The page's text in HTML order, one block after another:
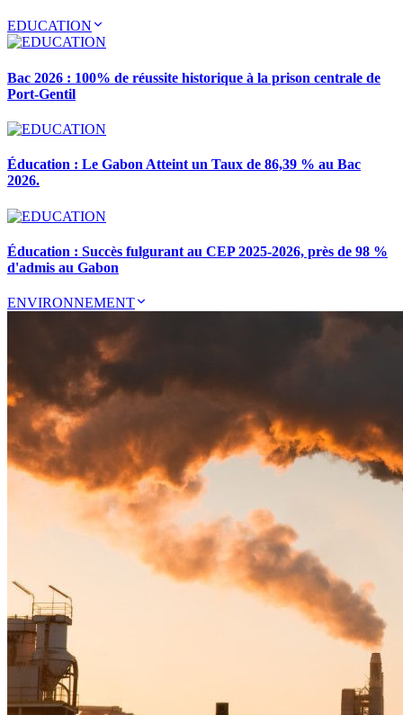
EDUCATION
Bac 2026 : 100% de réussite historique à la prison centrale de
Port-Gentil
Éducation : Le Gabon Atteint un Taux de 86,39 % au Bac
2026.
Éducation : Succès fulgurant au CEP 2025-2026, près de 98 %
d'admis au Gabon
ENVIRONNEMENT